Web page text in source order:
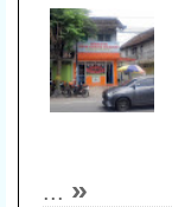
... »